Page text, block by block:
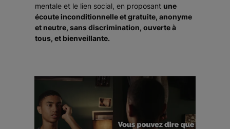
mentale et le lien social, en proposant une
écoute inconditionnelle et gratuite, anonyme
et neutre, sans discrimination, ouverte à
tous, et bienveillante.